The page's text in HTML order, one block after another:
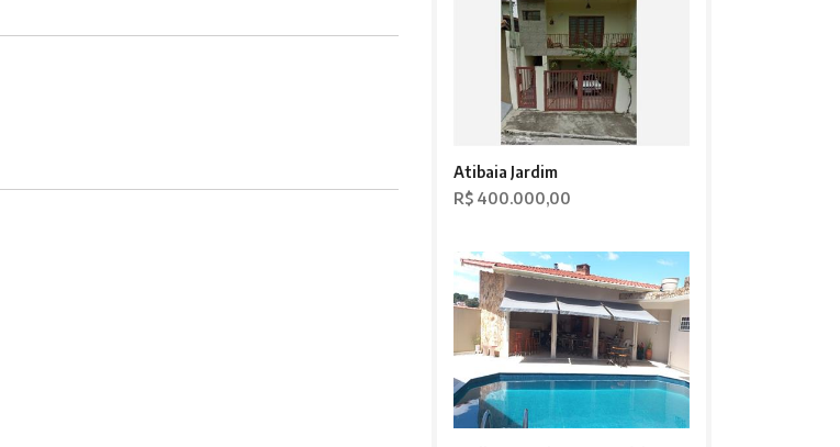
Atibaia Jardim
R$ 400.000,00